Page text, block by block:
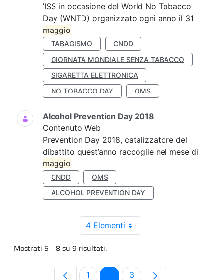
’ISS in occasione del World No Tobacco
Day (WNTD) organizzato ogni anno il 31
maggio
TABAGISMO
CNDD
GIORNATA MONDIALE SENZA TABACCO
SIGARETTA ELETTRONICA
NO TOBACCO DAY
OMS
Alcohol Prevention Day 2018
Contenuto Web
Prevention Day 2018, catalizzatore del
dibattito quest’anno raccoglie nel mese di
maggio
CNDD
OMS
ALCOHOL PREVENTION DAY
4 Elementi
Mostrati 5 - 8 su 9 risultati.
Pagina
1 PaginaPagina
3